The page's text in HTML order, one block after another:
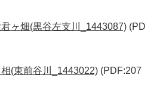
ヶ畑(黒谷左支川_1443087) (PD
(東前谷川_1443022) (PDF:207